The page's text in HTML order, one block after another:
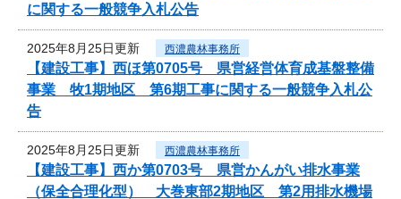
に関する一般競争入札公告
2025年8月25日更新 西濃農林事務所
【建設工事】西ほ第0705号 県営経営体育成基盤整備
事業 牧1期地区 第6期工事に関する一般競争入札公
告
2025年8月25日更新 西濃農林事務所
【建設工事】西か第0703号 県営かんがい排水事業
（保全合理化型） 大巻東部2期地区 第2用排水機場